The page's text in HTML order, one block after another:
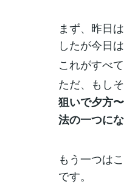
まず、昨日
したが今日
これがすべ
ただ、もし
狙いで夕方
法の一つに
もう一つは
です。